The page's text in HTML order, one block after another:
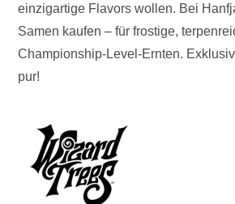
einzigartige Flavors wollen. Bei
Samen kaufen – für frostige,
Championship-Level-Ernten.
pur!